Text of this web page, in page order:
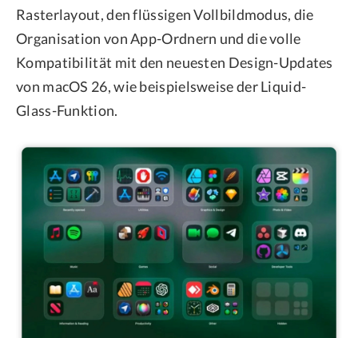
Rasterlayout, den flüssigen Vollbildmodus, die
Organisation von App-Ordnern und die volle
Kompatibilität mit den neuesten Design-Updates
von macOS 26, wie beispielsweise der Liquid-
Glass-Funktion.